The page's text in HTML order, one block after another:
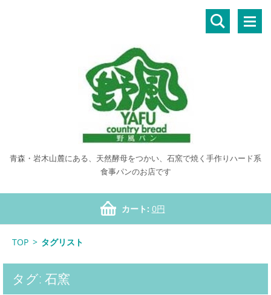
青森・岩木山麓にある、天然酵母をつかい、石窯で焼く手作りハード系
食事パンのお店です
カート: 0円
TOP > タグリスト
タグ: 石窯